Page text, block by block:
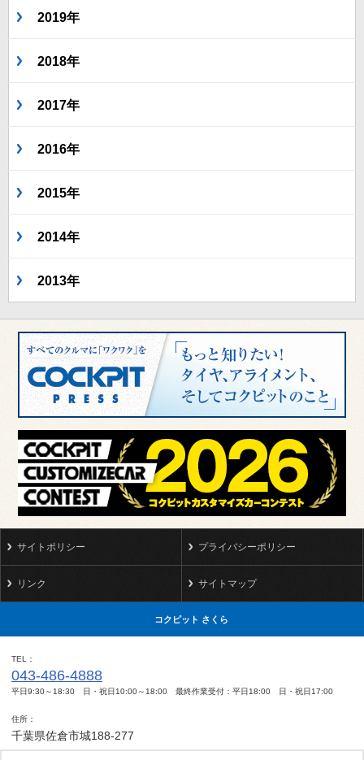
2019年
2018年
2017年
2016年
2015年
2014年
2013年
サイトポリシー プライバシーポリシー
リンク サイトマップ
コクピット さくら
TEL
043-486-4888
平日9:30～18:30 日・祝日10:00～18:00 最終作業受付：平日18:00 日・祝日17:00
住所
千葉県佐倉市城188-277